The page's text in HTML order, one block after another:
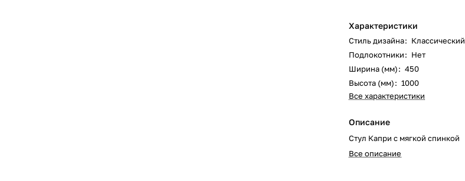
Характеристики
Стиль дизайна: Классический
Подлокотники: Нет
Ширина (мм): 450
Высота (мм): 1000
Все характеристики
Описание
Стул Капри с мягкой спинкой
Все описание